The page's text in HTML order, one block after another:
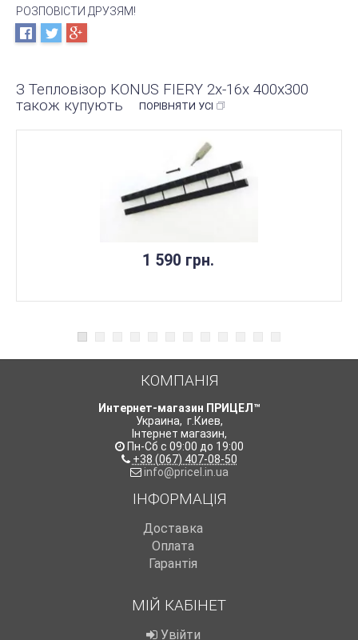
РОЗПОВІСТИ ДРУЗЯМ!
З Тепловізор KONUS FIERY 2x-16x 400x300
також купують
ПОРІВНЯТИ УСІ
1 590 грн.
КОМПАНІЯ
Интернет-магазин ПРИЦЕЛ™
Украина, г.Киев,
Інтернет магазин,
Пн-Сб с 09:00 до 19:00
+38 (067) 407-08-50
info@pricel.in.ua
ІНФОРМАЦІЯ
Доставка
Оплата
Гарантія
МІЙ КАБІНЕТ
Увійти